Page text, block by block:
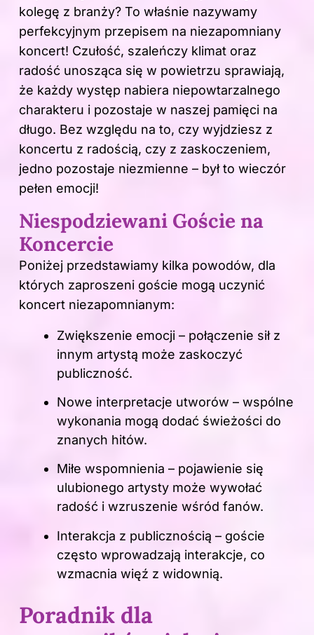
kolegę z branży? To właśnie nazywamy
perfekcyjnym przepisem na niezapomniany
koncert! Czułość, szaleńczy klimat oraz
radość unosząca się w powietrzu sprawiają,
że każdy występ nabiera niepowtarzalnego
charakteru i pozostaje w naszej pamięci na
długo. Bez względu na to, czy wyjdziesz z
koncertu z radością, czy z zaskoczeniem,
jedno pozostaje niezmienne – był to wieczór
pełen emocji!
Niespodziewani Goście na
Koncercie
Poniżej przedstawiamy kilka powodów, dla
których zaproszeni goście mogą uczynić
koncert niezapomnianym:
Zwiększenie emocji – połączenie sił z
innym artystą może zaskoczyć
publiczność.
Nowe interpretacje utworów – wspólne
wykonania mogą dodać świeżości do
znanych hitów.
Miłe wspomnienia – pojawienie się
ulubionego artysty może wywołać
radość i wzruszenie wśród fanów.
Interakcja z publicznością – goście
często wprowadzają interakcje, co
wzmacnia więź z widownią.
Poradnik dla